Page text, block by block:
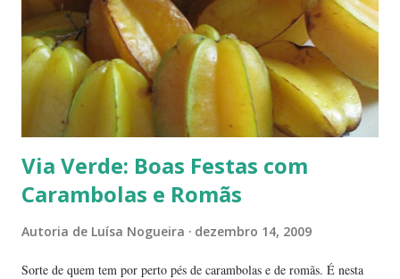
Via Verde: Boas Festas com
Carambolas e Romãs
Autoria de Luísa Nogueira dezembro 14, 2009
Sorte de quem tem por perto pés de carambolas e de romãs. É nesta